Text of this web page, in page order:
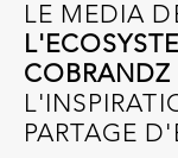
LE MEDIA
COBRANDZ
PARTAGE